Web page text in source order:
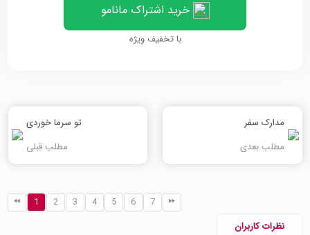
خرید اشتراک مانامو
با تخفیف ویژه
مدارک سفر
مطلب بعدی
تو سرما خوردی
مطلب قبلی
1 2 3 4 5 6 7
نظرات کاربران